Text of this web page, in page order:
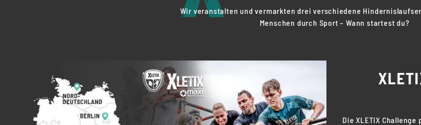
Wir veranstalten und vermarkten drei verschiedene
Menschen durch Sport – Wann startest du?
Die XLETIX